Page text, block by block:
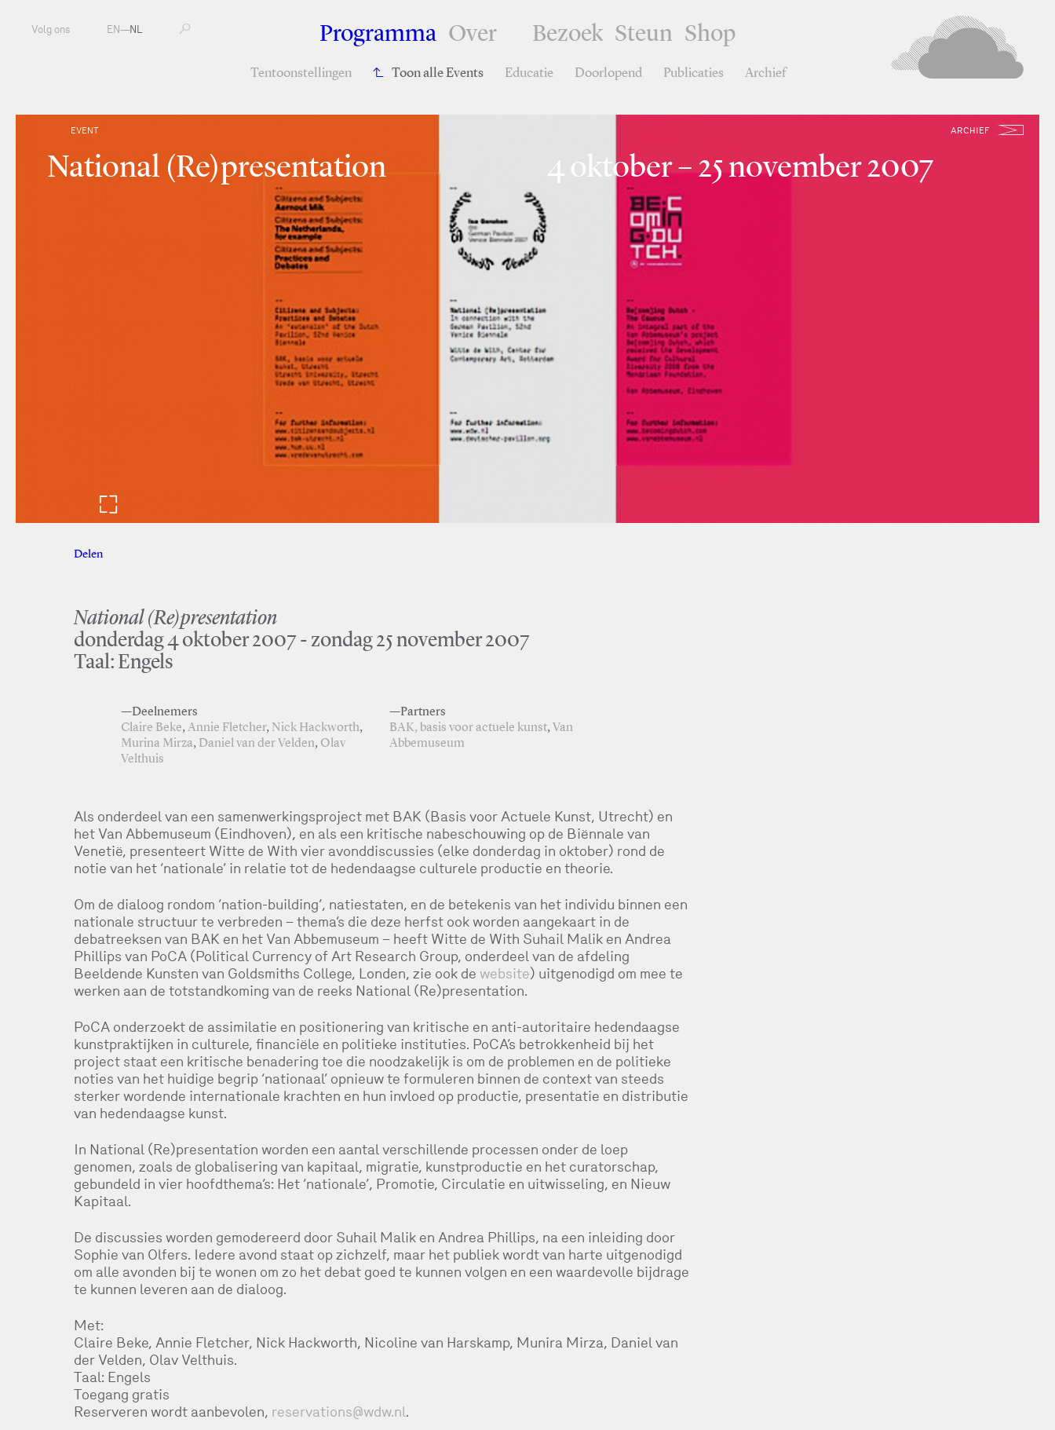
Programma Over Bezoek Steun Shop
Tentoonstellingen Toon alle Events Educatie Doorlopend Publicaties Archief
Volg ons EN—NL
EVENT ARCHIEF
National (Re)presentation 4 oktober – 25 november 2007
Delen
National (Re)presentation
donderdag 4 oktober 2007 - zondag 25 november 2007
Taal: Engels
—Deelnemers
Claire Beke,Annie Fletcher, Nick Hackworth,
Murina Mirza, Daniel van der Velden, Olav
Velthuis
—Partners
BAK, basis voor actuele kunst, Van
Abbemuseum
Als onderdeel van een samenwerkingsproject met BAK (Basis voor Actuele Kunst, Utrecht) en
het Van Abbemuseum (Eindhoven), en als een kritische nabeschouwing op de Biënnale van
Venetië, presenteert Witte de With vier avonddiscussies (elke donderdag in oktober) rond de
notie van het ‘nationale’ in relatie tot de hedendaagse culturele productie en theorie.
Om de dialoog rondom ‘nation-building’, natiestaten, en de betekenis van het individu binnen een
nationale structuur te verbreden – thema’s die deze herfst ook worden aangekaart in de
debatreeksen van BAK en het Van Abbemuseum – heeft Witte de With Suhail Malik en Andrea
Phillips van PoCA (Political Currency of Art Research Group, onderdeel van de afdeling
Beeldende Kunsten van Goldsmiths College, Londen, zie ook de website) uitgenodigd om mee te
werken aan de totstandkoming van de reeks National (Re)presentation.
PoCA onderzoekt de assimilatie en positionering van kritische en anti-autoritaire hedendaagse
kunstpraktijken in culturele, financiële en politieke instituties. PoCA’s betrokkenheid bij het
project staat een kritische benadering toe die noodzakelijk is om de problemen en de politieke
noties van het huidige begrip ‘nationaal’ opnieuw te formuleren binnen de context van steeds
sterker wordende internationale krachten en hun invloed op productie, presentatie en distributie
van hedendaagse kunst.
In National (Re)presentation worden een aantal verschillende processen onder de loep
genomen, zoals de globalisering van kapitaal, migratie, kunstproductie en het curatorschap,
gebundeld in vier hoofdthema’s: Het ‘nationale’, Promotie, Circulatie en uitwisseling, en Nieuw
Kapitaal.
De discussies worden gemodereerd door Suhail Malik en Andrea Phillips, na een inleiding door
Sophie van Olfers. Iedere avond staat op zichzelf, maar het publiek wordt van harte uitgenodigd
om alle avonden bij te wonen om zo het debat goed te kunnen volgen en een waardevolle bijdrage
te kunnen leveren aan de dialoog.
Met:
Claire Beke, Annie Fletcher, Nick Hackworth, Nicoline van Harskamp, Munira Mirza, Daniel van
der Velden, Olav Velthuis.
Taal: Engels
Toegang gratis
Reserveren wordt aanbevolen, reservations@wdw.nl.